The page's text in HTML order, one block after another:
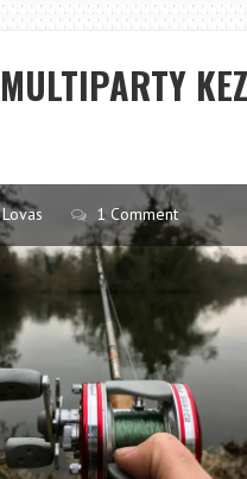
ÉR
1 Comment